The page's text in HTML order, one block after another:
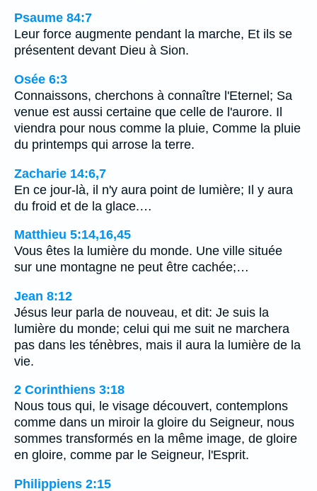
Psaume 84:7
Leur force augmente pendant la marche, Et ils se
présentent devant Dieu à Sion.
Osée 6:3
Connaissons, cherchons à connaître l'Eternel; Sa
venue est aussi certaine que celle de l'aurore. Il
viendra pour nous comme la pluie, Comme la pluie
du printemps qui arrose la terre.
Zacharie 14:6,7
En ce jour-là, il n'y aura point de lumière; Il y aura
du froid et de la glace.…
Matthieu 5:14,16,45
Vous êtes la lumière du monde. Une ville située
sur une montagne ne peut être cachée;…
Jean 8:12
Jésus leur parla de nouveau, et dit: Je suis la
lumière du monde; celui qui me suit ne marchera
pas dans les ténèbres, mais il aura la lumière de la
vie.
2 Corinthiens 3:18
Nous tous qui, le visage découvert, contemplons
comme dans un miroir la gloire du Seigneur, nous
sommes transformés en la même image, de gloire
en gloire, comme par le Seigneur, l'Esprit.
Philippiens 2:15